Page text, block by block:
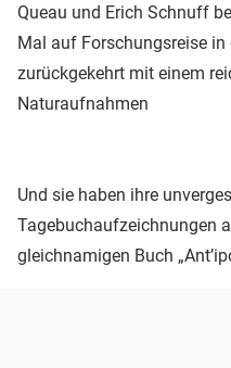
Queau und Erich Schnuff
Mal auf Forschungsreise
zurückgekehrt mit einem
Naturaufnahmen
Und sie haben ihre
Tagebuchaufzeichnungen
gleichnamigen Buch